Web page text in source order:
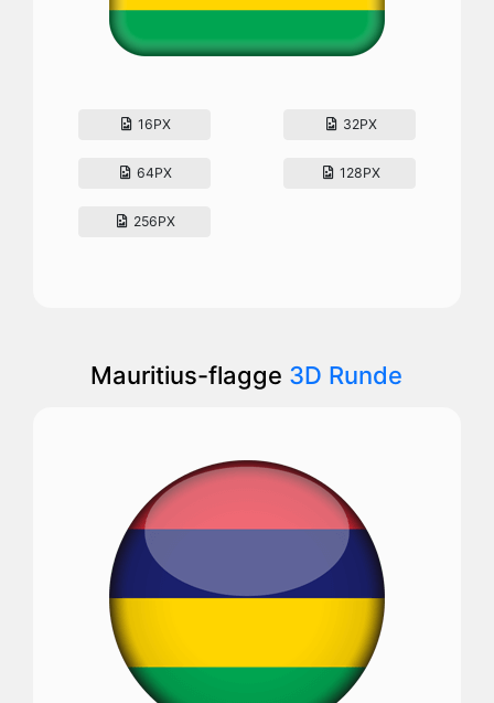
16PX 32PX
64PX 128PX
256PX
Mauritius-flagge 3D Runde